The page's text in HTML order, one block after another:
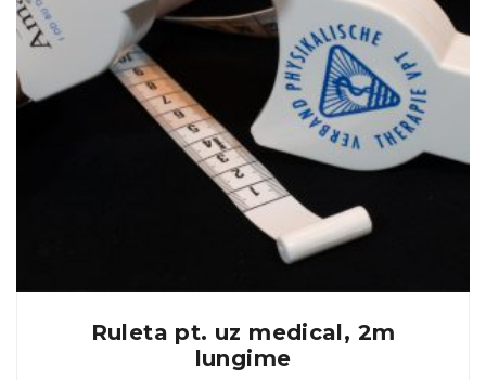
Ruleta pt. uz medical, 2m
lungime